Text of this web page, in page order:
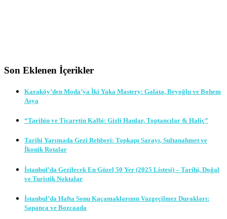
Son Eklenen İçerikler
Karaköy’den Moda’ya İki Yaka Mastery: Galata, Beyoğlu ve Bohem
Asya
“Tarihin ve Ticaretin Kalbi: Gizli Hanlar, Toptancılar & Haliç”
Tarihi Yarımada Gezi Rehberi: Topkapı Sarayı, Sultanahmet ve
İkonik Rotalar
İstanbul’da Gezilecek En Güzel 50 Yer (2025 Listesi) – Tarihi, Doğal
ve Turistik Noktalar
İstanbul’da Hafta Sonu Kaçamaklarının Vazgeçilmez Durakları:
Sapanca ve Bozcaada